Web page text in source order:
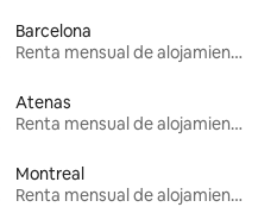
Barcelona
Renta mensual de alojamientos
Atenas
Renta mensual de alojamientos
Montreal
Renta mensual de alojamientos